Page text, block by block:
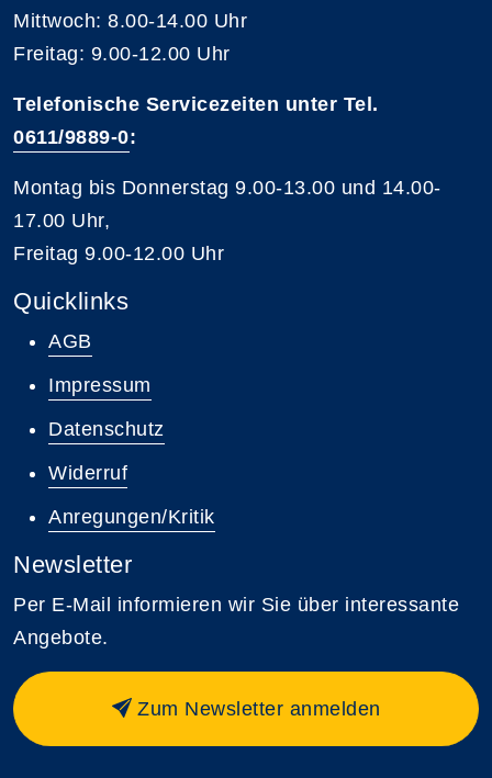
Mittwoch: 8.00-14.00 Uhr
Freitag: 9.00-12.00 Uhr
Telefonische Servicezeiten unter Tel.
0611/9889-0:
Montag bis Donnerstag 9.00-13.00 und 14.00-
17.00 Uhr,
Freitag 9.00-12.00 Uhr
Quicklinks
AGB
Impressum
Datenschutz
Widerruf
Anregungen/Kritik
Newsletter
Per E-Mail informieren wir Sie über interessante
Angebote.
Zum Newsletter anmelden